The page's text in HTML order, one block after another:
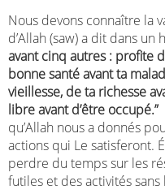
Nous devons connaître la
d’Allah (saw) a dit dans un
avant cinq autres : profite
bonne santé avant ta
vieillesse, de ta richesse
libre avant d’être occupé.”
qu’Allah nous a donnés
actions qui Le satisferont.
perdre du temps sur les
futiles et des activités